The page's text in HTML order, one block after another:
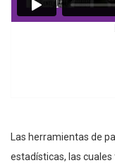
Las herramientas de
estadísticas, las cuales